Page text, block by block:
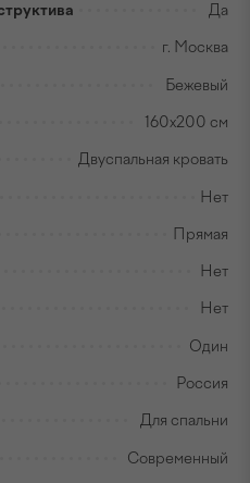
Да
г. Москва
Бежевый
160x200 см
Двуспальная кровать
Нет
Прямая
Нет
Нет
Один
Россия
Для спальни
Современный